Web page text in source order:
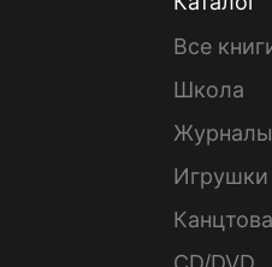
Все
Школа
Журналы
Игрушки